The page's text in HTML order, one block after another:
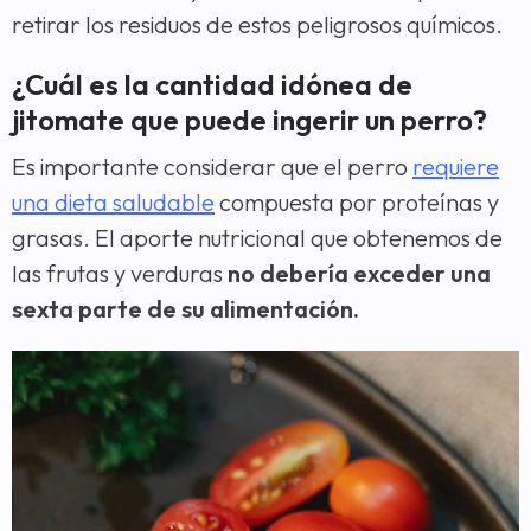
retirar los residuos de estos peligrosos químicos.
¿Cuál es la cantidad idónea de
jitomate que puede ingerir un perro?
Es importante considerar que el perro requiere
una dieta saludable compuesta por proteínas y
grasas. El aporte nutricional que obtenemos de
las frutas y verduras no debería exceder una
sexta parte de su alimentación.